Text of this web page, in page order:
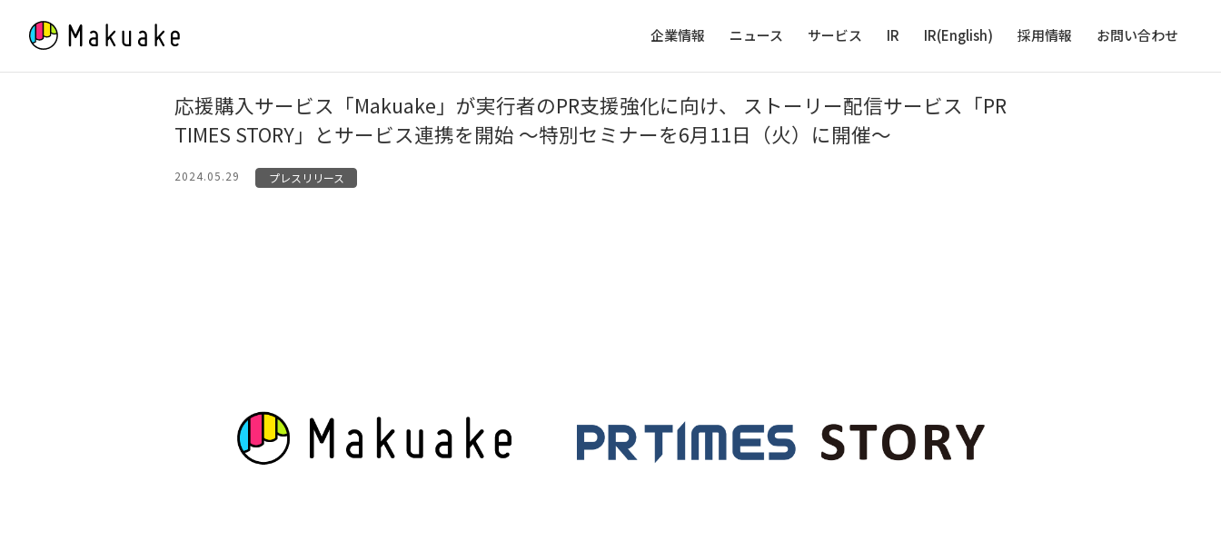
企業情報 ニュース サービス IR IR(English) 採用情報 お問い合わせ
応援購入サービス「Makuake」が実行者のPR支援強化に向け、 ストーリー配信サービス「PR
TIMES STORY」とサービス連携を開始 〜特別セミナーを6月11日（火）に開催〜
2024.05.29 プレスリリース